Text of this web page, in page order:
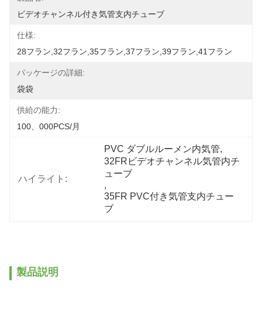
ビデオチャンネル付き気管支内チューブ
仕様:
28フラン,32フラン,35フラン,37フラン,39フラン,41フラン
パッケージの詳細:
袋袋
供給の能力:
100、000PCS/月
ハイライト:
PVC ダブルルーメン内気管,
32FRビデオチャンネル気管内チ
ューブ
,
35FR PVC付き気管支内チュー
ブ
製品説明